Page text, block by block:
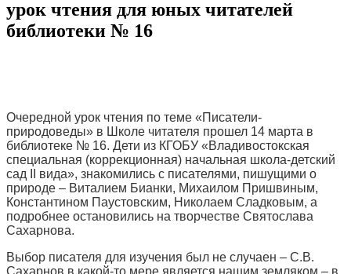
урок чтения для юных читателей
библиотеки № 16
Очередной урок чтения по теме «Писатели-
природоведы» в Школе читателя прошел 14 марта в
библиотеке № 16. Дети из КГОБУ «Владивостокская
специальная (коррекционная) начальная школа-детский
сад II вида», знакомились с писателями, пишущими о
природе – Виталием Бианки, Михаилом Пришвиным,
Константином Паустовским, Николаем Сладковым, а
подробнее остановились на творчестве Святослава
Сахарнова.
Выбор писателя для изучения был не случаен – С.В.
Сахарнов в какой-то мере является нашим земляком – в